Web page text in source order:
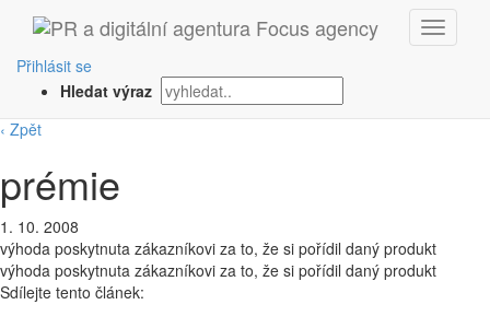
Přihlásit se
Hledat výraz
‹ Zpět
prémie
1. 10. 2008
výhoda poskytnuta zákazníkovi za to, že si pořídil daný produkt
výhoda poskytnuta zákazníkovi za to, že si pořídil daný produkt
Sdílejte tento článek: